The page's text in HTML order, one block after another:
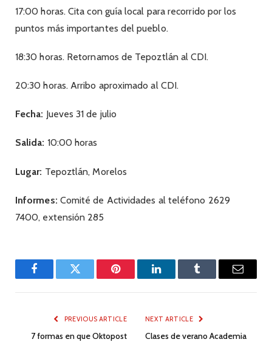
17:00 horas. Cita con guía local para recorrido por los
puntos más importantes del pueblo.
18:30 horas. Retornamos de Tepoztlán al CDI.
20:30 horas. Arribo aproximado al CDI.
Fecha: Jueves 31 de julio
Salida: 10:00 horas
Lugar: Tepoztlán, Morelos
Informes: Comité de Actividades al teléfono 2629
7400, extensión 285
FacebookTwitter Pinterest LinkedInTumblr Email
PREVIOUS ARTICLE
7 formas en que Oktopost
NEXT ARTICLE
Clases de verano Academia